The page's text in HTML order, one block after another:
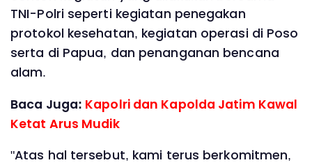
TNI-Polri seperti kegiatan penegakan
protokol kesehatan, kegiatan operasi di Poso
serta di Papua, dan penanganan bencana
alam.
Baca Juga: Kapolri dan Kapolda Jatim Kawal
Ketat Arus Mudik
"Atas hal tersebut, kami terus berkomitmen,